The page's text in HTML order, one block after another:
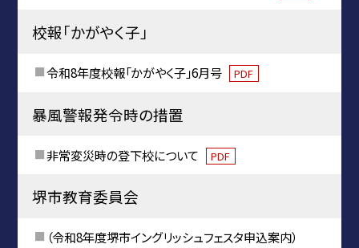
校報「かがやく子」
令和8年度校報「かがやく子」6月号 PDF
暴風警報発令時の措置
非常変災時の登下校について PDF
堺市教育委員会
（令和8年度堺市イングリッシュフェスタ申込案内）